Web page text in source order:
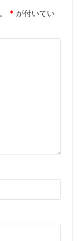
* が付いてい